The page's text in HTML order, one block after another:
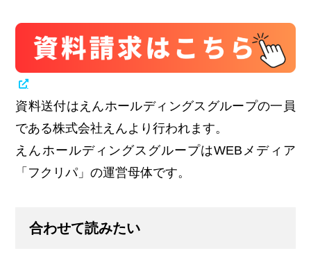
資料送付はえんホールディングスグループの一員
である株式会社えんより行われます。
えんホールディングスグループはWEBメディア
「フクリパ」の運営母体です。
合わせて読みたい